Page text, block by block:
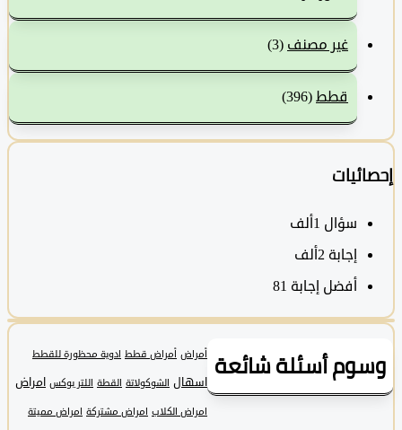
غير مصنف(3)
قطط (396)
سؤال1ألف
‫إجابة 2ألف
أفضل إجابة 81
أسئلة شائعة أمراض قطط ادوية محظورة للقطط
اسهال الشوكولاتة القطة اللتر بوكس امراض
امراض الكلاب امراض مشتركة امراض مميتة